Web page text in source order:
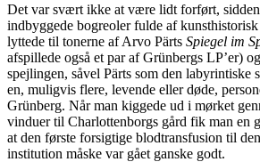
Det var svært ikke at være lidt forført,
indbyggede bogreoler fulde af
lyttede til tonerne af Arvo Pärts Spiegel im
afspillede også et par af Grünbergs LP’er)
spejlingen, såvel Pärts som den labyrintiske
en, muligvis flere, levende eller døde,
Grünberg. Når man kiggede ud i mørket
vinduer til Charlottenborgs gård fik man en
at den første forsigtige blodtransfusion til
institution måske var gået ganske godt.